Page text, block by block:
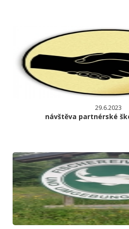
29.6.2023
návštěva partnérské